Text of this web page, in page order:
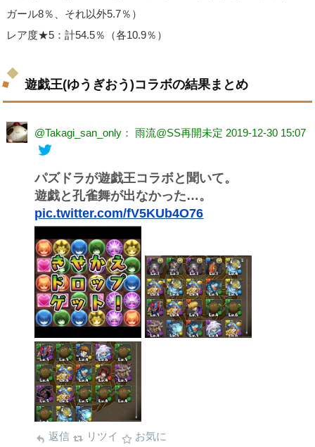
ガール8％、それ以外5.7％）
レア度★5：計54.5％（各10.9％）
遊戯王(ゆうぎおう)コラボの結果まとめ
@Takagi_san_only： 雨流@SS再開未定 2019-12-30 15:07
パズドラが遊戯王コラボと聞いて。
遊戯と孔雀舞が出なかった…。
pic.twitter.com/fV5KUb4O76
返信 リツイ お気に